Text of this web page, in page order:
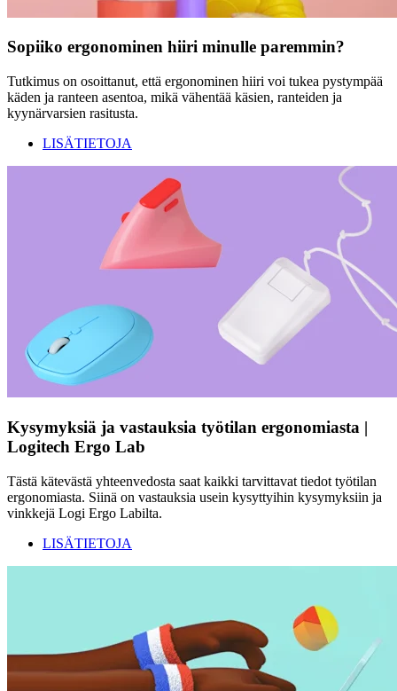
Sopiiko ergonominen hiiri minulle paremmin?
Tutkimus on osoittanut, että ergonominen hiiri voi tukea pystympää
käden ja ranteen asentoa, mikä vähentää käsien, ranteiden ja
kyynärvarsien rasitusta.
LISÄTIETOJA
Kysymyksiä ja vastauksia työtilan ergonomiasta |
Logitech Ergo Lab
Tästä kätevästä yhteenvedosta saat kaikki tarvittavat tiedot työtilan
ergonomiasta. Siinä on vastauksia usein kysyttyihin kysymyksiin ja
vinkkejä Logi Ergo Labilta.
LISÄTIETOJA